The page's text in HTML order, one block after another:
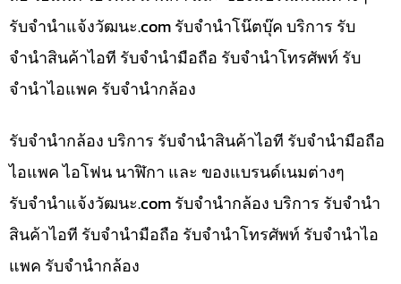
รับจํานําแจ้งวัฒนะ.com รับจำนำโน๊ตบุ๊ค บริการ รับ
จำนำสินค้าไอที รับจำนำมือถือ รับจำนำโทรศัพท์ รับ
จำนำไอแพค รับจำนำกล้อง
รับจำนำกล้อง บริการ รับจำนำสินค้าไอที รับจำนำมือถือ
ไอแพค ไอโฟน นาฬิกา และ ของแบรนด์เนมต่างๆ
รับจํานําแจ้งวัฒนะ.com รับจำนำกล้อง บริการ รับจำนำ
สินค้าไอที รับจำนำมือถือ รับจำนำโทรศัพท์ รับจำนำไอ
แพค รับจำนำกล้อง